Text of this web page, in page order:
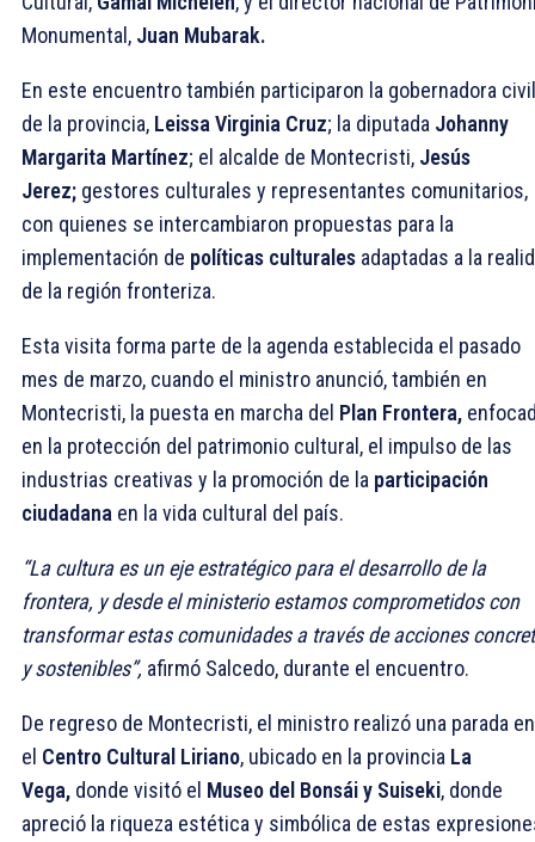
Monumental, Juan Mubarak.
En este encuentro también participaron la gobernadora civil
de la provincia, Leissa Virginia Cruz; la diputada Johanny
Margarita Martínez; el alcalde de Montecristi, Jesús
Jerez; gestores culturales y representantes comunitarios,
con quienes se intercambiaron propuestas para la
implementación de políticas culturales adaptadas a la
de la región fronteriza.
Esta visita forma parte de la agenda establecida el pasado
mes de marzo, cuando el ministro anunció, también en
Montecristi, la puesta en marcha del Plan Frontera,
en la protección del patrimonio cultural, el impulso de las
industrias creativas y la promoción de la participación
ciudadana en la vida cultural del país.
“La cultura es un eje estratégico para el desarrollo de la
frontera, y desde el ministerio estamos comprometidos con
transformar estas comunidades a través de acciones
y sostenibles”, afirmó Salcedo, durante el encuentro.
De regreso de Montecristi, el ministro realizó una parada en
el Centro Cultural Liriano, ubicado en la provincia La
Vega, donde visitó el Museo del Bonsái y Suiseki, donde
apreció la riqueza estética y simbólica de estas